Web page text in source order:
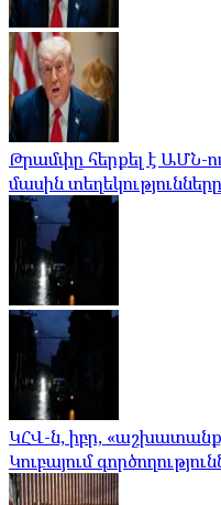
Թրամփը հերքել է ԱՄՆ-
մասին տեղեկությունները
ԿՀՎ-ն, իբր,
Կուբայում